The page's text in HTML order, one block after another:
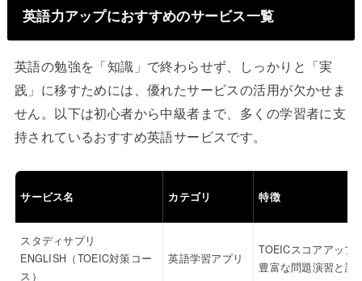
英語力アップにおすすめのサービス一覧
英語の勉強を「知識」で終わらせず、しっかりと「実
践」に移すためには、優れたサービスの活用が欠かせま
せん。以下は初心者から中級者まで、多くの学習者に支
持されているおすすめ英語サービスです。
サービス名 カテゴリ 特徴
スタディサプリ
ENGLISH（TOEIC対策コー
ス）
英語学習アプリ
TOEICスコアアップ
豊富な問題演習と講